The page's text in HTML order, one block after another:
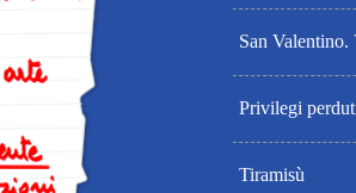
San Valentino.
Privilegi
Tiramisù